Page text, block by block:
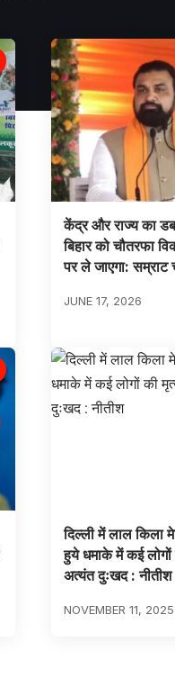
केंद्र और राज्य का
बिहार को चौतरफा
पर ले जाएगा: सम्राट
JUNE 17, 2026
दिल्ली में लाल किला
हुये धमाके में कई
अत्यंत दुःखद : नीतीश
NOVEMBER 11, 2025